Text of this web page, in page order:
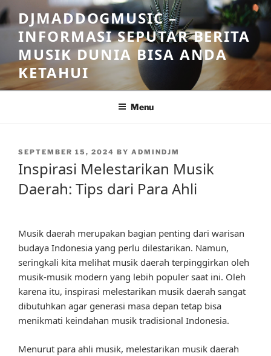
Skip
to
content
DJMADDOGMUSIC –
INFORMASI SEPUTAR BERITA
MUSIK DUNIA BISA ANDA
KETAHUI
Menu
POSTED
SEPTEMBER 15, 2024 BY ADMINDJM
Inspirasi Melestarikan Musik
Daerah: Tips dari Para Ahli
Musik daerah merupakan bagian penting dari warisan
budaya Indonesia yang perlu dilestarikan. Namun,
seringkali kita melihat musik daerah terpinggirkan oleh
musik-musik modern yang lebih populer saat ini. Oleh
karena itu, inspirasi melestarikan musik daerah sangat
dibutuhkan agar generasi masa depan tetap bisa
menikmati keindahan musik tradisional Indonesia.
Menurut para ahli musik, melestarikan musik daerah